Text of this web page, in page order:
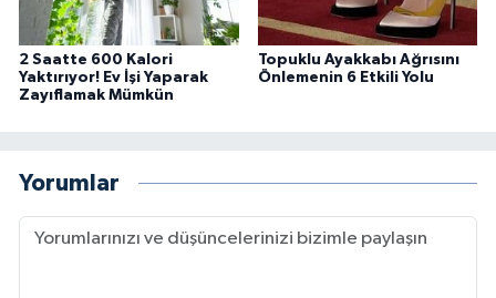
2 Saatte 600 Kalori
Yaktırıyor! Ev İşi Yaparak
Zayıflamak Mümkün
Topuklu Ayakkabı Ağrısını
Önlemenin 6 Etkili Yolu
Yorumlar